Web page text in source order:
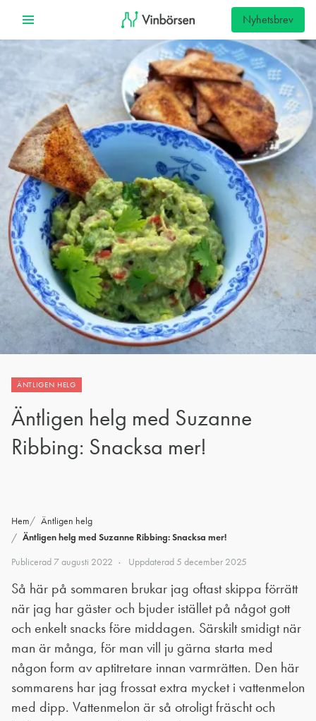
Nyhetsbrev
ÄNTLIGEN HELG
Äntligen helg med Suzanne
Ribbing: Snacksa mer!
Hem Äntligen helg
Äntligen helg med Suzanne Ribbing: Snacksa mer!
Publicerad 7 augusti 2022 Uppdaterad5 december 2025
Så här på sommaren brukar jag oftast skippa förrätt
när jag har gäster och bjuder istället på något gott
och enkelt snacks före middagen. Särskilt smidigt när
man är många, för man vill ju gärna starta med
någon form av aptitretare innan varmrätten. Den här
sommarens har jag frossat extra mycket i vattenmelon
med dipp. Vattenmelon är så otroligt fräscht och